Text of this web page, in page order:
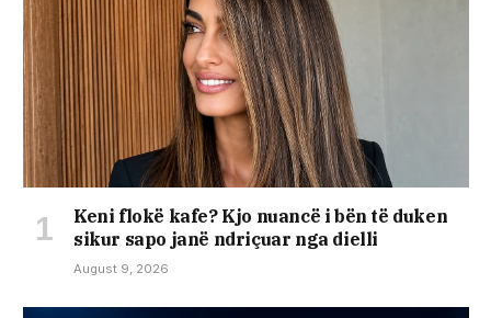
Keni flokë kafe? Kjo nuancë i bën të duken
sikur sapo janë ndriçuar nga dielli
August 9, 2026